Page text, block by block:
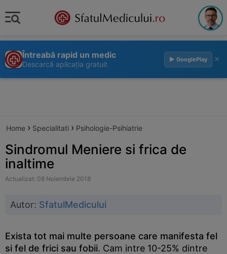
Întreabă rapid un medic
Descarcă aplicația gratuit
▶ GooglePlay ×
Home › Specialitati › Psihologie-Psihiatrie
Sindromul Meniere si frica de
inaltime
Actualizat: 08 Noiembrie 2018
Autor: SfatulMedicului
Exista tot mai multe persoane care manifesta fel
si fel de frici sau fobii. Cam intre 10-25% dintre